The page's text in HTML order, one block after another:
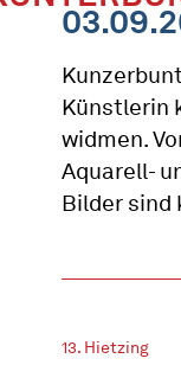
Künstlerin
widmen.
Aquarell-
Bilder sind
13. Hietzing